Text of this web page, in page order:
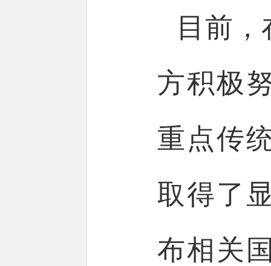
目前
方积极
重点传
取得了
布相关